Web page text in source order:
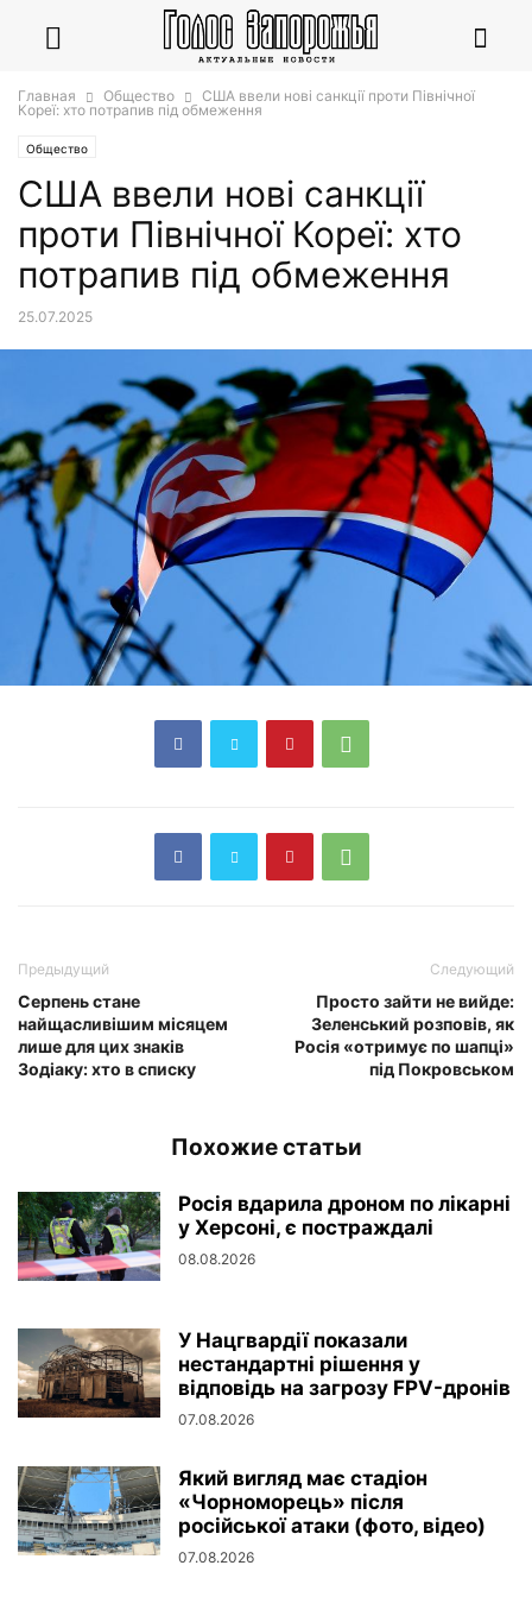
Главная Общество
США ввели нові санкції проти Північної
Кореї: хто потрапив під обмеження
Общество
США ввели нові санкції
проти Північної Кореї: хто
потрапив під обмеження
25.07.2025
Предыдущий
Серпень стане
найщасливішим місяцем
лише для цих знаків
Зодіаку: хто в списку
Следующий
Просто зайти не вийде:
Зеленський розповів, як
Росія «отримує по шапці»
під Покровськом
Похожие статьи
Росія вдарила дроном по лікарні
у Херсоні, є постраждалі
08.08.2026
У Нацгвардії показали
нестандартні рішення у
відповідь на загрозу FPV-дронів
07.08.2026
Який вигляд має стадіон
«Чорноморець» після
російської атаки (фото, відео)
07.08.2026